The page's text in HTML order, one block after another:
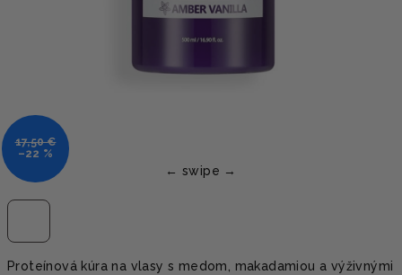
Proteínová kúra na vlasy s medom, makadamiou a výživnými
17,50 €
–22 %